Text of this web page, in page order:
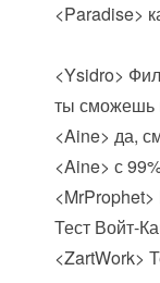
<Paradise>
<Ysidro>
ты сможешь
<Aine> да,
<Aine> с
Тест Войт-
<ZartWork>